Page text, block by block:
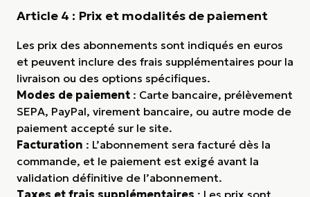
Article 4 : Prix et modalités de paiement
Les prix des abonnements sont indiqués en euros
et peuvent inclure des frais supplémentaires pour la
livraison ou des options spécifiques.
Modes de paiement : Carte bancaire, prélèvement
SEPA, PayPal, virement bancaire, ou autre mode de
paiement accepté sur le site.
Facturation : L’abonnement sera facturé dès la
commande, et le paiement est exigé avant la
validation définitive de l’abonnement.
Taxes et frais supplémentaires : Les prix sont